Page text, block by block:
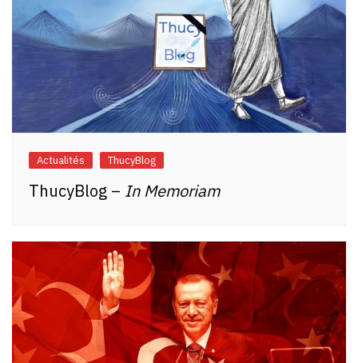
Actualités ThucyBlog
ThucyBlog – In Memoriam